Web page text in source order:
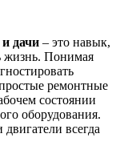
дачи – это навык,
жизнь. Понимая
ремонтные
состоянии
оборудования.
всегда